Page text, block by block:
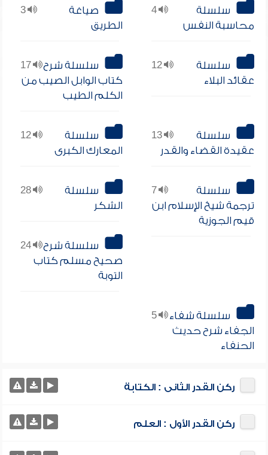
4
سلسلة
محاسبة النفس
3
صياغة
الطريق
12
سلسلة
عقائد البلاء
17
سلسلة شرح
كتاب الوابل الصيب من
الكلم الطيب
13
سلسلة
عقيدة القضاء والقدر
12
سلسلة
المعارك الكبرى
7
سلسلة
ترجمة شيخ الإسلام ابن
قيم الجوزية
28
سلسلة
الشكر
24
سلسلة شرح
صحيح مسلم كتاب
التوبة
5
سلسلة شفاء
الجفاء شرح حديث
الحنفاء
ركن القدر الثانى : الكتابة
ركن القدر الأول : العلم